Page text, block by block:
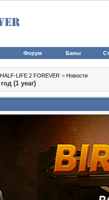
Форум Баны
HALF-LIFE 2 FOREVER > Новости
(1 year)